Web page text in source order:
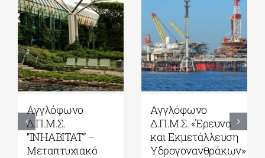
Αγγλόφωνο
Δ.Π.Μ.Σ. «Έρευνα
και Εκμετάλλευση
Υδρογονανθράκων»
ΠΜΣ
Εκπαίδευση
Τυπικά και